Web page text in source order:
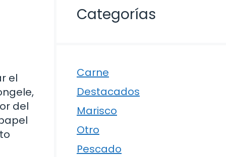
el
del
Categorías
Carne
Destacados
Marisco
Otro
Pescado